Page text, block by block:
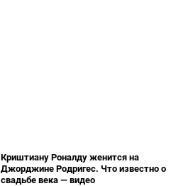
Криштиану Роналду женится на
Джорджине Родригес. Что известно о
свадьбе века — видео